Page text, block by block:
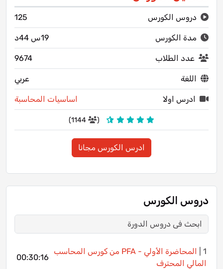
دروس الكورس 125
مدة الكورس 19س 44د
عدد الطلاب 9674
اللغة عربي
ادرس اولا اساسيات المحاسبة
(
1144)
ادرس الكورس مجانا
دروس الكورس
1 |
المحاضرة الأولي - PFA من كورس المحاسب
المالي المحترف
00:30:16